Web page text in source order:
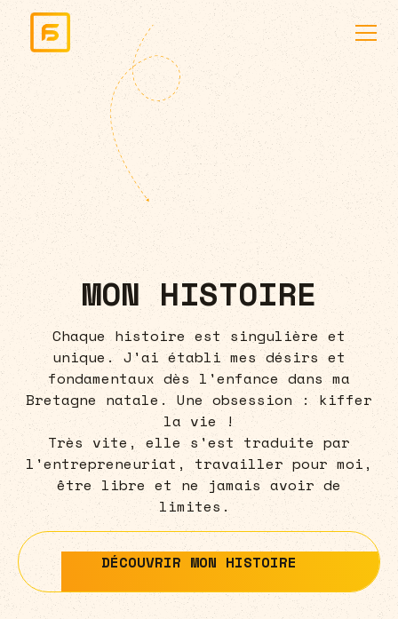
MON HISTOIRE
Chaque histoire est singulière et
unique. J'ai établi mes désirs et
fondamentaux dès l'enfance dans ma
Bretagne natale. Une obsession : kiffer
la vie !
Très vite, elle s'est traduite par
l'entrepreneuriat, travailler pour moi,
être libre et ne jamais avoir de
limites.
DÉCOUVRIR MON HISTOIRE